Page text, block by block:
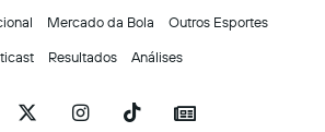
Mercado da Bola Outros Esportes
Resultados Análises
InstagramTikTokSiga-